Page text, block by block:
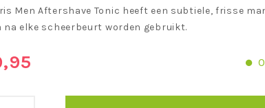
Men Aftershave Tonic heeft een subtiele, frisse
na elke scheerbeurt worden gebruikt.